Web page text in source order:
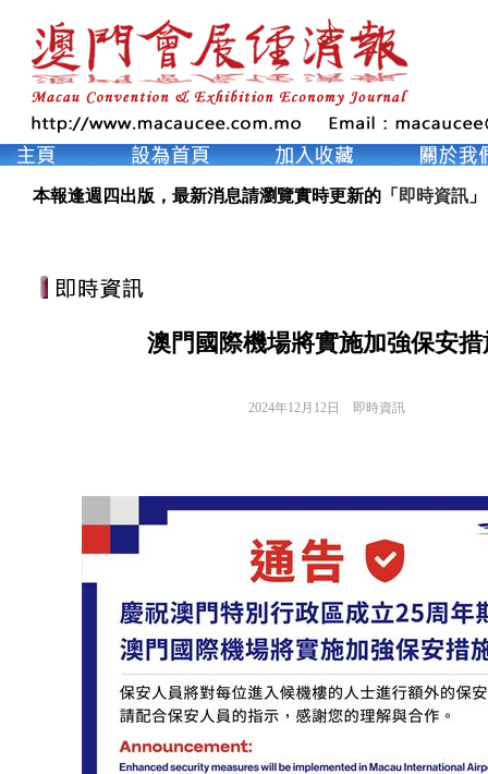
本報逢週四出版，最新消息請瀏覽實時更新的「 即時資訊 」
澳門國際機場將實施加強保安措
2024年12月12日 即時資訊